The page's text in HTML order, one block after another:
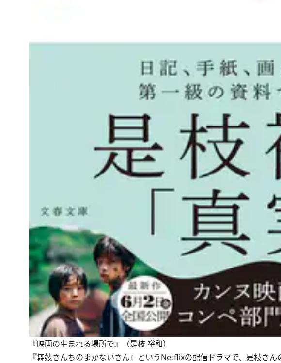
『映画の生まれる場所で』（是枝 裕和）
『舞妓さんちのまかないさん』というNetflixの配信ドラマで、是枝さ